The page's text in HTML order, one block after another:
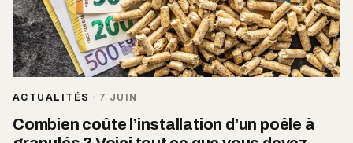
ACTUALITÉS · 7 JUIN
Combien coûte l’installation d’un poêle à